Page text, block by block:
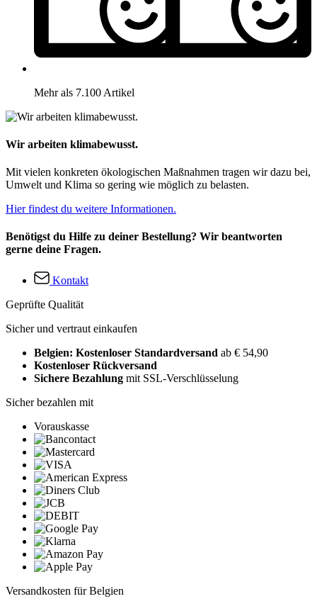
Mehr als 7.100 Artikel
Wir arbeiten klimabewusst.
Mit vielen konkreten ökologischen Maßnahmen tragen wir dazu bei,
Umwelt und Klima so gering wie möglich zu belasten.
Hier findest du weitere Informationen.
Benötigst du Hilfe zu deiner Bestellung? Wir beantworten
gerne deine Fragen.
Kontakt
Geprüfte Qualität
Sicher und vertraut einkaufen
Belgien: Kostenloser Standardversand ab € 54,90
Kostenloser Rückversand
Sichere Bezahlung mit SSL-Verschlüsselung
Sicher bezahlen mit
Vorauskasse
Versandkosten für Belgien